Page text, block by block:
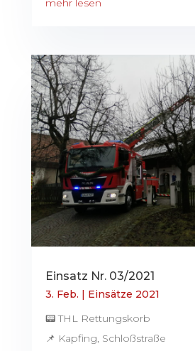
mehr lesen
Einsatz Nr. 03/2021
3. Feb.
Einsätze 2021
📟 THL Rettungskorb
📌 Kapfing, Schloßstraße